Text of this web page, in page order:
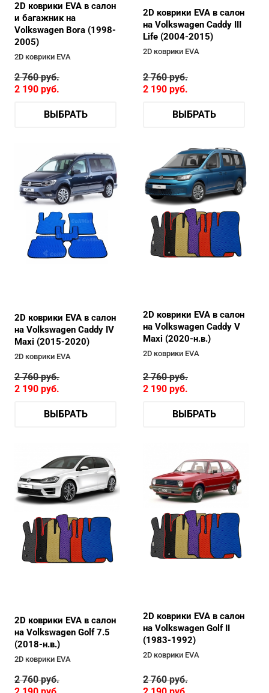
2D коврики EVA в салон
и багажник на
Volkswagen Bora (1998-
2005)
2D коврики EVA
2 760руб.
2 190 руб.
ВЫБРАТЬ
2D коврики EVA в салон
на Volkswagen Caddy III
Life (2004-2015)
2D коврики EVA
2 760руб.
2 190 руб.
ВЫБРАТЬ
2D коврики EVA в салон
на Volkswagen Caddy IV
Maxi (2015-2020)
2D коврики EVA
2 760руб.
2 190 руб.
ВЫБРАТЬ
2D коврики EVA в салон
на Volkswagen Caddy V
Maxi (2020-н.в.)
2D коврики EVA
2 760руб.
2 190 руб.
ВЫБРАТЬ
2D коврики EVA в салон
на Volkswagen Golf 7.5
(2018-н.в.)
2D коврики EVA
2 760руб.
2D коврики EVA в салон
на Volkswagen Golf II
(1983-1992)
2D коврики EVA
2 760руб.